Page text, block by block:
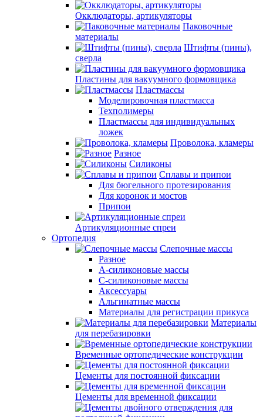
Окклюдаторы, артикуляторы
Паковочные
материалы
Штифты (пины),
сверла
Пластины для вакуумного формовщика
Пластмассы
Моделировочная пластмасса
Техполимеры
Пластмассы для индивидуальных
ложек
Проволока, кламеры
Разное
Силиконы
Сплавы и припои
Для бюгельного протезирования
Для коронок и мостов
Припои
Артикуляционные спреи
Ортопедия
Слепочные массы
Разное
А-силиконовые массы
С-силиконовые массы
Аксессуары
Альгинатные массы
Материалы для регистрации прикуса
Материалы
для перебазировки
Временные ортопедические конструкции
Цементы для постоянной фиксации
Цементы для временной фиксации